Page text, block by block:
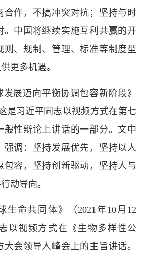
合作，不搞冲突对抗；坚持与时
。中国将继续实施互利共赢的开
则、规制、管理、标准等制度型
更多机遇。
发展迈向平衡协调包容新阶段》
是习近平同志以视频方式在第七
般性辩论上讲话的一部分。文中
强调：坚持发展优先，坚持以人
包容，坚持创新驱动，坚持人与
动导向。
生命共同体》（2021年10月12
以视频方式在《生物多样性公
会领导人峰会上的主旨讲话。